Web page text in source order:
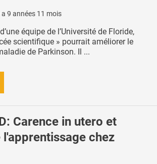
a 9 années 11 mois
équipe de l’Université de Floride,
scientifique » pourrait améliorer le
de Parkinson. Il ...
Carence in utero et
chez